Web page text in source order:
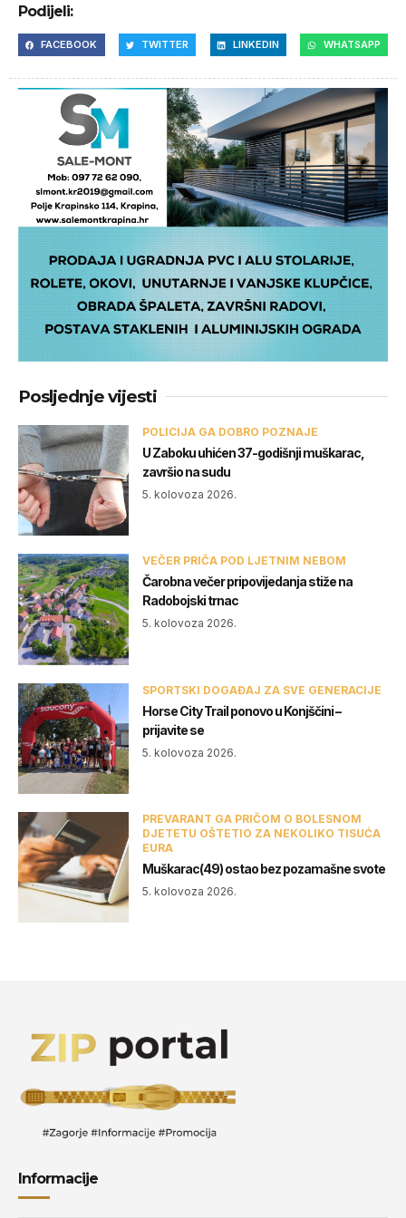
Podijeli:
FACEBOOK TWITTER LINKEDIN WHATSAPP
Posljednje vijesti
POLICIJA GA DOBRO POZNAJE
U Zaboku uhićen 37-godišnji muškarac,
završio na sudu
5. kolovoza 2026.
VEČER PRIČA POD LJETNIM NEBOM
Čarobna večer pripovijedanja stiže na
Radobojski trnac
5. kolovoza 2026.
SPORTSKI DOGAĐAJ ZA SVE GENERACIJE
Horse City Trail ponovo u Konjščini –
prijavite se
5. kolovoza 2026.
PREVARANT GA PRIČOM O BOLESNOM
DJETETU OŠTETIO ZA NEKOLIKO TISUĆA
EURA
Muškarac(49) ostao bez pozamašne svote
5. kolovoza 2026.
Informacije